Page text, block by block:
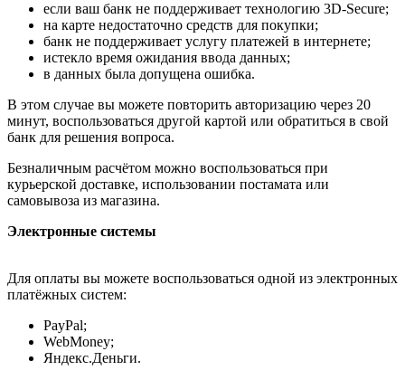
если ваш банк не поддерживает технологию 3D-Secure;
на карте недостаточно средств для покупки;
банк не поддерживает услугу платежей в интернете;
истекло время ожидания ввода данных;
в данных была допущена ошибка.
В этом случае вы можете повторить авторизацию через 20
минут, воспользоваться другой картой или обратиться в свой
банк для решения вопроса.
Безналичным расчётом можно воспользоваться при
курьерской доставке, использовании постамата или
самовывоза из магазина.
Электронные системы
Для оплаты вы можете воспользоваться одной из электронных
платёжных систем:
PayPal;
WebMoney;
Яндекс.Деньги.